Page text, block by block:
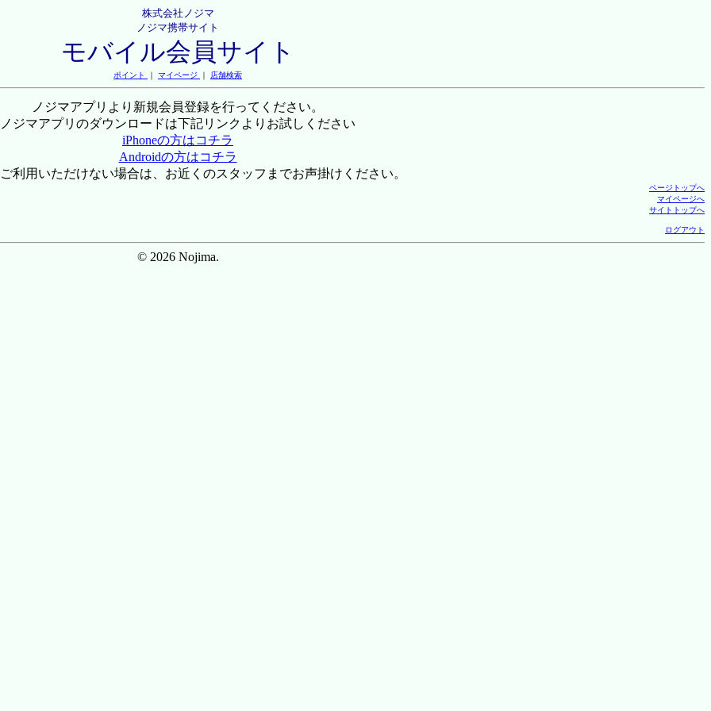
株式会社ノジマ
ノジマ携帯サイト
モバイル会員サイト
ポイント ｜ マイページ ｜ 店舗検索
ノジマアプリより新規会員登録を行ってください。
ノジマアプリのダウンロードは下記リンクよりお試しください
iPhoneの方はコチラ
Androidの方はコチラ
利用いただけない場合は、お近くのスタッフまでお声掛けください。
ページトップへ
マイページへ
サイトトップへ
ログアウト
© 2026 Nojima.